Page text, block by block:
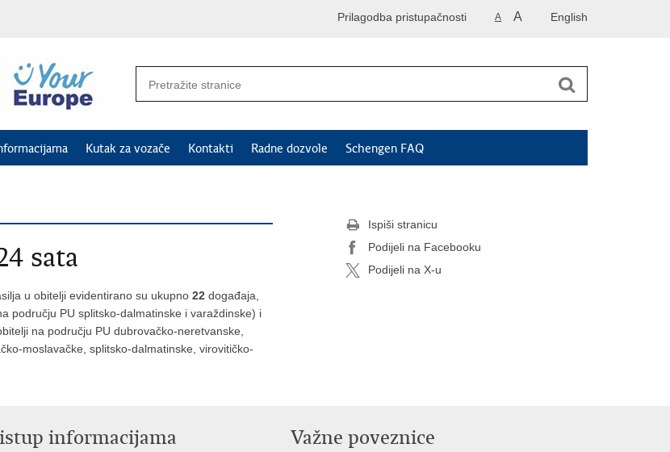
English
A A
Prilagodba pristupačnosti
Kutak za vozače Kontakti Radne dozvole Schengen FAQ
sata
u obitelji evidentirano su ukupno 22 događaja,
području PU splitsko-dalmatinske i varaždinske) i
na području PU dubrovačko-neretvanske,
moslavačke, splitsko-dalmatinske, virovitičko-
Ispiši stranicu
Podijeli na Facebooku
Podijeli na X-u
informacijama Važne poveznice